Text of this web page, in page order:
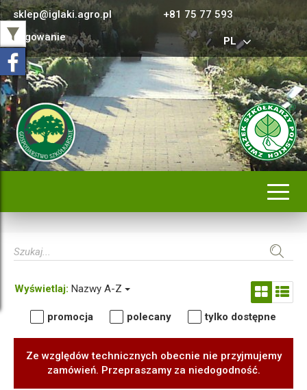
sklep@iglaki.agro.pl
+81 75 77 593
Logowanie
PL
Wyświetlaj: Nazwy A-Z
promocja polecany tylko dostępne
Ze względów technicznych obecnie nie przyjmujemy
zamówień. Przepraszamy za niedogodność.